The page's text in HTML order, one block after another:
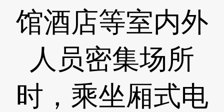
馆酒店等室内外
人员密集场所
时，乘坐厢式电